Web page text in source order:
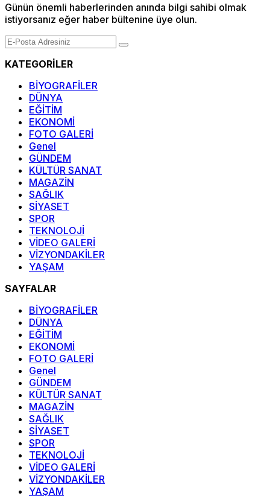
Günün önemli haberlerinden anında bilgi sahibi olmak
istiyorsanız eğer haber bültenine üye olun.
KATEGORİLER
BİYOGRAFİLER
DÜNYA
EĞİTİM
EKONOMİ
FOTO GALERİ
Genel
GÜNDEM
KÜLTÜR SANAT
MAGAZİN
SAĞLIK
SİYASET
SPOR
TEKNOLOJİ
VİDEO GALERİ
VİZYONDAKİLER
YAŞAM
SAYFALAR
BİYOGRAFİLER
DÜNYA
EĞİTİM
EKONOMİ
FOTO GALERİ
Genel
GÜNDEM
KÜLTÜR SANAT
MAGAZİN
SAĞLIK
SİYASET
SPOR
TEKNOLOJİ
VİDEO GALERİ
VİZYONDAKİLER
YAŞAM